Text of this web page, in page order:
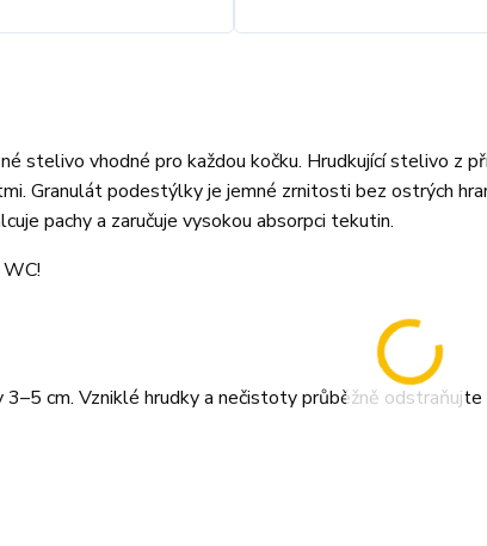
stelivo vhodné pro každou kočku. Hrudkující stelivo z
Granulát podestýlky je jemné zrnitosti bez ostrých
pachy a zaručuje vysokou absorpci tekutin.
cm. Vzniklé hrudky a nečistoty průběžně